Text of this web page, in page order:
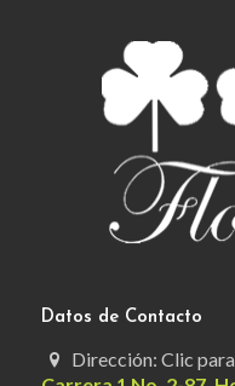
Datos de Contacto
Dirección: Clic